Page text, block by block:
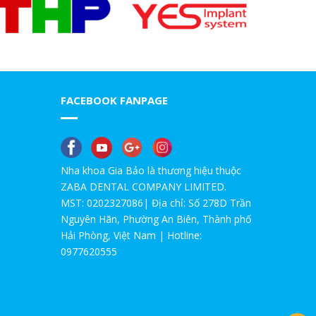
này|Nha Khoa Gia Bảo
Chú Thọ 70 tuổi| SAO VẪN QUYẾT ĐỊNH
mất nốt răng 7
Cách chữa cười hở lợi
Khuyến mại lớn giải quyết răng khôn đón
chào hè
khách thích niềng răng tại Gia Bảo
FACEBOOK FANPAGE
Nha khoa Gia Bảo là thương hiệu thuộc
ZABA DENTAL COMPANY LIMITED.
MST: 0202327086| Địa chỉ: Số 278D Trần
Nguyên Hãn, Phường An Biên, Thành phố
Hải Phòng, Việt Nam | Hotline:
0977620555